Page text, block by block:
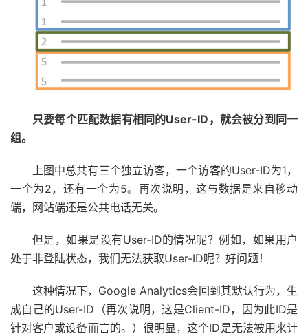
只要每个匹配数据有相同的User-ID，就会被分到同一
组。
上图中总共有三个独立访客，一个访客的User-ID为1，
一个为2，还有一个为5。再次说明，这与数据是来自移动
端，网站端还是公共电话无关。
但是，如果是没有User-ID的情况呢？例如，如果用户
处于非登陆状态，我们无法获取User-ID呢？好问题！
这种情况下，Google Analytics会回到其默认行为，生
成自己的User-ID（再次说明，这是Client-ID，因为此ID是
针对客户或设备而言的。）很明显，这个ID是无法被用来计